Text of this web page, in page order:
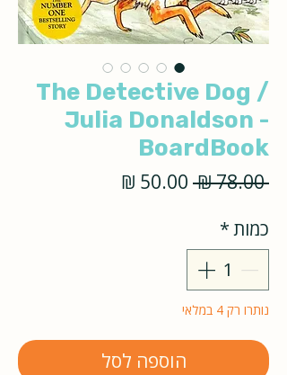
The Detective Dog /
Julia Donaldson -
BoardBook
‏78.00 ‏₪
מחיר
כמות*
נותרו רק 4 במלאי
הוספה לסל